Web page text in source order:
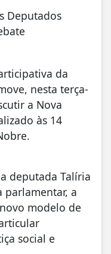
Deputados
da
nesta terça-
a Nova
às 14
deputada Talíria
parlamentar, a
modelo de
social e